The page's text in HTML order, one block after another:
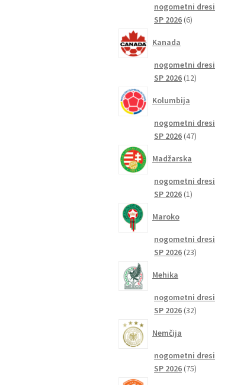
nogometni dresi
SP 2026 66
Kanada
nogometni dresi
SP 2026 1212
Kolumbija
nogometni dresi
SP 2026 4747
Madžarska
nogometni dresi
SP 2026 11
Maroko
nogometni dresi
SP 2026 2323
Mehika
nogometni dresi
SP 2026 3232
Nemčija
nogometni dresi
SP 2026 7575